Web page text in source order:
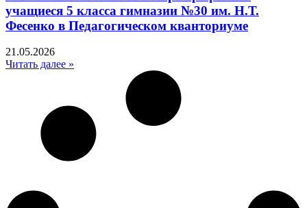
учащиеся 5 класса гимназии №30 им. Н.Т.
Фесенко в Педагогическом кванториуме
21.05.2026
Читать далее »